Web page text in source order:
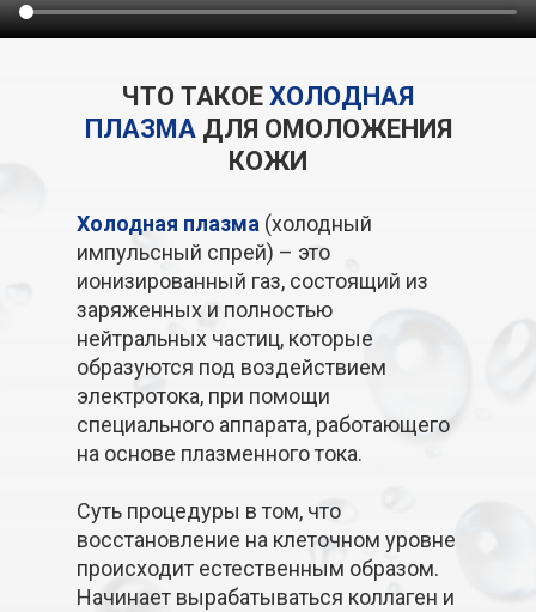
ЧТО ТАКОЕ ХОЛОДНАЯ
ПЛАЗМАДЛЯ ОМОЛОЖЕНИЯ
КОЖИ
Холодная плазма (холодный
импульсный спрей) – это
ионизированный газ, состоящий из
заряженных и полностью
нейтральных частиц, которые
образуются под воздействием
электротока, при помощи
специального аппарата, работающего
на основе плазменного тока.
Суть процедуры в том, что
восстановление на клеточном уровне
происходит естественным образом.
Начинает вырабатываться коллаген и